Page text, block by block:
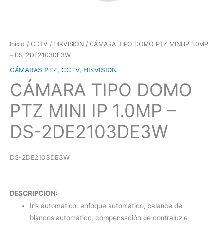
Inicio / CCTV / HIKVISION / CÁMARA TIPO DOMO PTZ MINI IP 1.0MP
– DS-2DE2103DE3W
CÁMARAS PTZ, CCTV, HIKVISION
CÁMARA TIPO DOMO
PTZ MINI IP 1.0MP –
DS-2DE2103DE3W
DS-2DE2103DE3W
DESCRIPCIÓN:
Iris automático, enfoque automático, balance de
blancos automático, compensación de contraluz e